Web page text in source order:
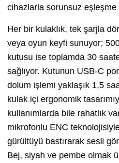
cihazlarla sorunsuz
Her bir kulaklık, tek şarjla
veya oyun keyfi sunuyor;
kutusu ise toplamda 30
sağlıyor. Kutunun USB-C
dolum işlemi yaklaşık 1,5
kulak içi ergonomik
kullanımlarda bile rahatlık
mikrofonlu ENC
gürültüyü bastırarak sesli
Bej, siyah ve pembe olmak